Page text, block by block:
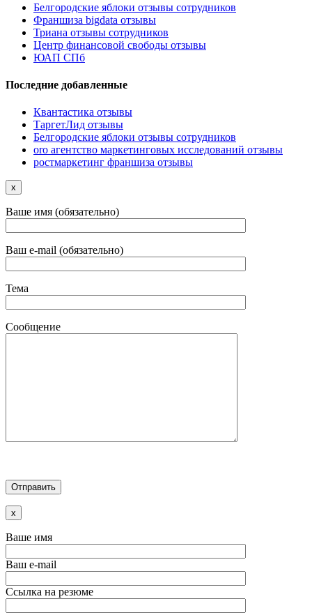
Белгородские яблоки отзывы сотрудников
Франшиза bigdata отзывы
Триана отзывы сотрудников
Центр финансовой свободы отзывы
ЮАП СПб
Последние добавленные
Квантастика отзывы
ТаргетЛид отзывы
Белгородские яблоки отзывы сотрудников
oro агентство маркетинговых исследований отзывы
ростмаркетинг франшиза отзывы
x
Ваше имя (обязательно)
Ваш e-mail (обязательно)
Тема
Сообщение
x
Ваше имя
Ваш e-mail
Ссылка на резюме